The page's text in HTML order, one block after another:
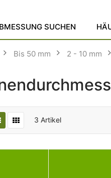
SUCHEN
Bis 50 mm 2 - 10 mm
3 Artikel